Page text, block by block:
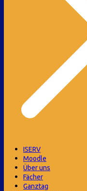
ISERV
Moodle
Über uns
Fächer
Ganztag